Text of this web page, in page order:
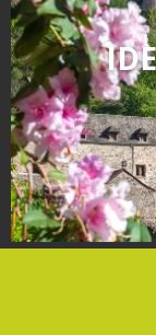
Los más
Francia
Otras
El Pays des
Rouergue
Las ciudades y
arte y historia
De la valle del
Decazeville –